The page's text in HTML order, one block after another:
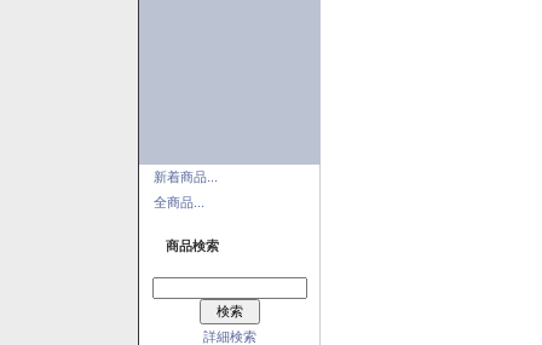
新着商品...
全商品...
商品検索
詳細検索